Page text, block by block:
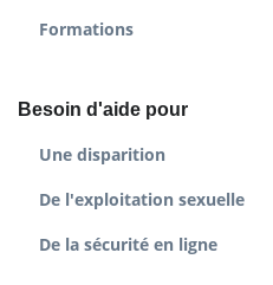
Formations
Besoin d'aide pour
Une disparition
De l'exploitation sexuelle
De la sécurité en ligne